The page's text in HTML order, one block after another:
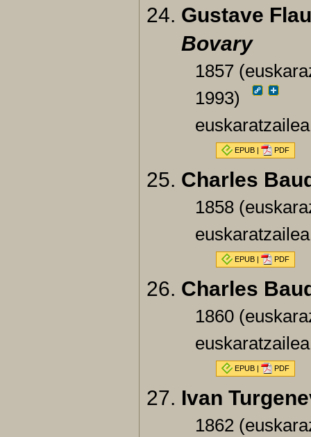
Gustave
Bovary
1857
1993)
EPUB| PDF
Charles
1858
EPUB| PDF
Charles
1860
EPUB| PDF
Ivan
1862